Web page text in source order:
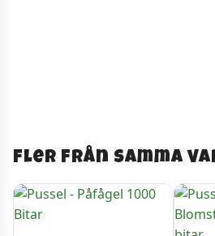
Fler från samma